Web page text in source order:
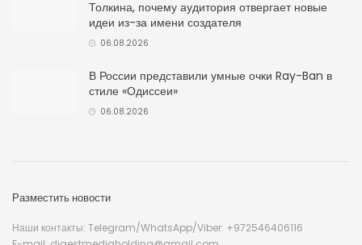
Толкина, почему аудитория отвергает новые
идеи из-за имени создателя
06.08.2026
В России представили умные очки Ray-Ban в
стиле «Одиссеи»
06.08.2026
Разместить новости
Наши контакты: Telegram/WhatsApp/Viber: +972546406116